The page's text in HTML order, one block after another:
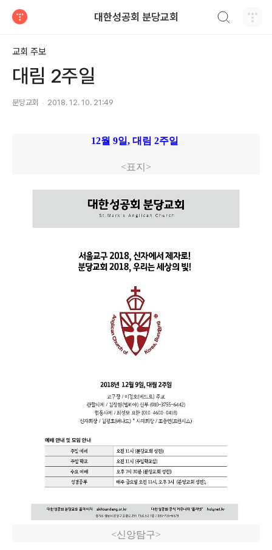
대한성공회 분당교회
교회 주보
대림 2주일
분당교회 2018. 12. 10. 21:49
12월 9일, 대림 2주일
<표지>
<신앙탐구>